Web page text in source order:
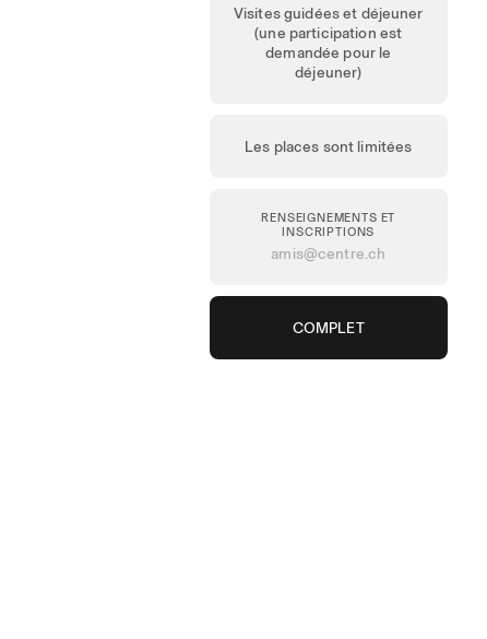
Visites guidées et déjeuner
(une participation est
demandée pour le
déjeuner)
Les places sont limitées
RENSEIGNEMENTS ET
INSCRIPTIONS
amis@centre.ch
COMPLET